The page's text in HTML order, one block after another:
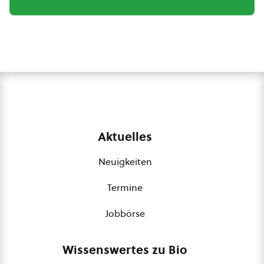
Aktuelles
Neuigkeiten
Termine
Jobbörse
Wissenswertes zu Bio